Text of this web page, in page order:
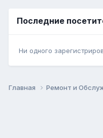
Последние
Ни одного
Главная Ремонт и